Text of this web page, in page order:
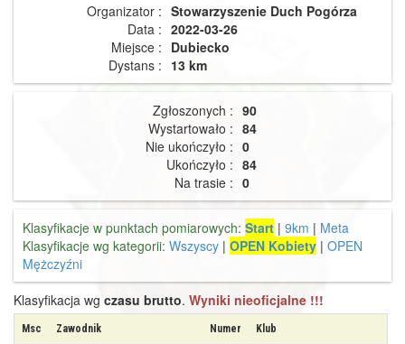
Organizator : Stowarzyszenie Duch Pogórza
Data : 2022-03-26
Miejsce : Dubiecko
Dystans : 13 km
Zgłoszonych : 90
Wystartowało : 84
Nie ukończyło : 0
Ukończyło : 84
Na trasie : 0
Klasyfikacje w punktach pomiarowych: Start | 9km | Meta
Klasyfikacje wg kategorii: Wszyscy | OPEN Kobiety | OPEN
Mężczyźni
Klasyfikacja wg czasu brutto. Wyniki nieoficjalne !!!
Msc Zawodnik Numer Klub